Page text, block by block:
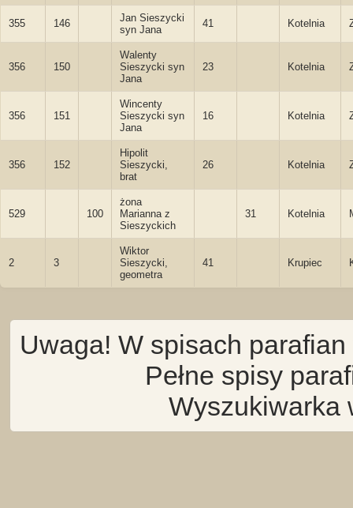
355 146
Jan Sieszycki
syn Jana
41 Kotelnia
356 150
Walenty
Sieszycki syn
Jana
23 Kotelnia
356 151
Wincenty
Sieszycki syn
Jana
16 Kotelnia
356 152
Hipolit
Sieszycki,
brat
26 Kotelnia
529 100
żona
Marianna z
Sieszyckich
31 Kotelnia
2 3
Wiktor
Sieszycki,
geometra
41 Krupiec
Uwaga! W spisach
Pełne spisy
Wyszukiwarka